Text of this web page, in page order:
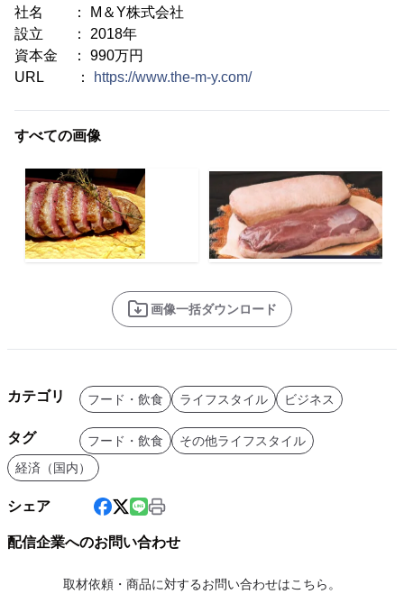
社名 ： M＆Y株式会社
設立 ： 2018年
資本金 ： 990万円
URL ：
https://www.the-m-y.com/
すべての画像
画像一括ダウンロード
カテゴリ フード・飲食 ライフスタイル ビジネス
タグ フード・飲食
その他ライフスタイル
経済（国内）
シェア
配信企業へのお問い合わせ
取材依頼・商品に対するお問い合わせはこちら。